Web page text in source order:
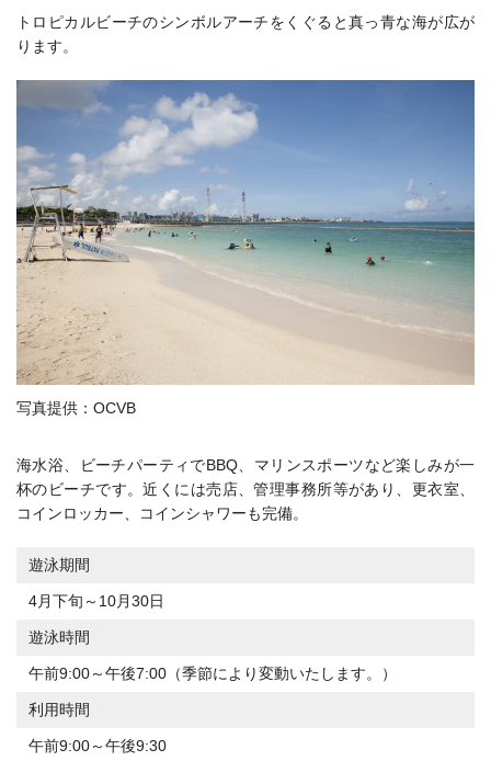
トロピカルビーチのシンボルアーチをくぐると真っ青な海が広が
ります。
写真提供：OCVB
海水浴、ビーチパーティでBBQ、マリンスポーツなど楽しみが一
杯のビーチです。近くには売店、管理事務所等があり、更衣室、
コインロッカー、コインシャワーも完備。
遊泳期間
4月下旬～10月30日
遊泳時間
午前9:00～午後7:00（季節により変動いたします。）
利用時間
午前9:00～午後9:30